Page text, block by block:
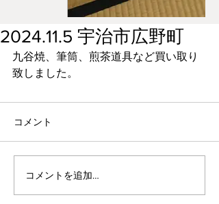
2024.11.5 宇治市広野町
九谷焼、筆筒、煎茶道具など買い取り
致しました。
コメント
コメントを追加…